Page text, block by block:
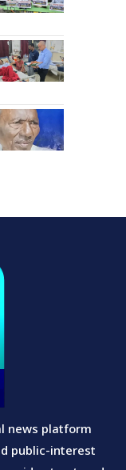
news platform
public-interest